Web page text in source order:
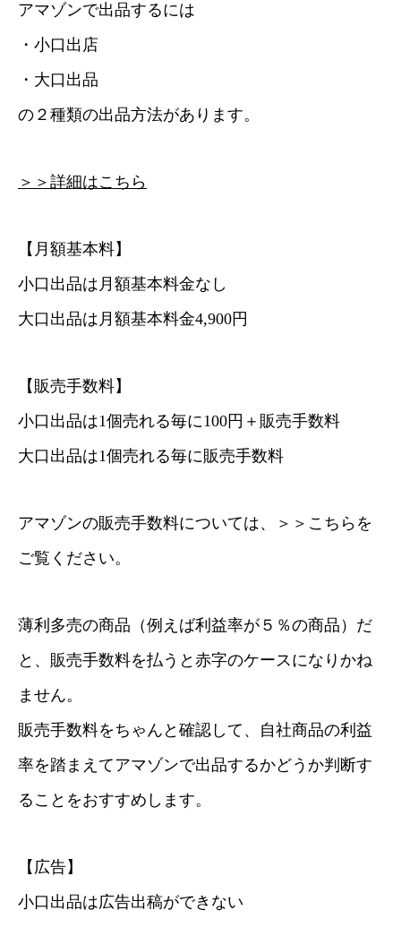
アマゾンで出品するには
・小口出店
・大口出品
の２種類の出品方法があります。
＞＞詳細はこちら
【月額基本料】
小口出品は月額基本料金なし
大口出品は月額基本料金4,900円
【販売手数料】
小口出品は1個売れる毎に100円＋販売手数料
大口出品は1個売れる毎に販売手数料
アマゾンの販売手数料については、
＞＞こちらを
ご覧ください。
薄利多売の商品（例えば利益率が５％の商品）だ
と、販売手数料を払うと赤字のケースになりかね
ません。
販売手数料をちゃんと確認して、自社商品の利益
率を踏まえてアマゾンで出品するかどうか判断す
ることをおすすめします。
【広告】
小口出品は広告出稿ができない